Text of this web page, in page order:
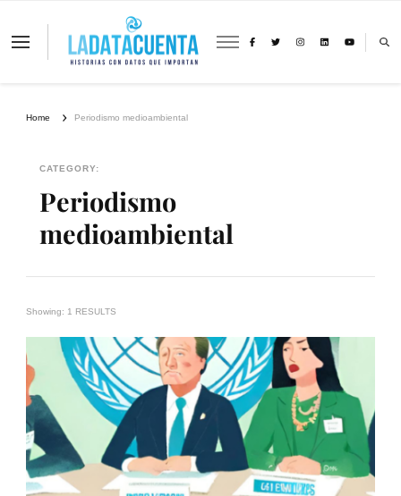
La Data Cuenta es una plataforma
Home Periodismo medioambiental
CATEGORY:
Periodismo
medioambiental
Showing: 1 RESULTS